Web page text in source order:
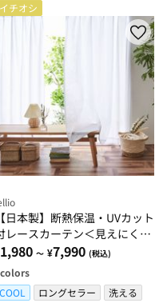
イチオシ
【日本製】断熱保温・UVカット
レースカーテン＜見えにくい
ース・100サイズ・節電・省
ネ対策・日焼け対策・洗える
1,980 ～ ¥7,990 (税込)
colors
COOL
ロングセラー
洗える